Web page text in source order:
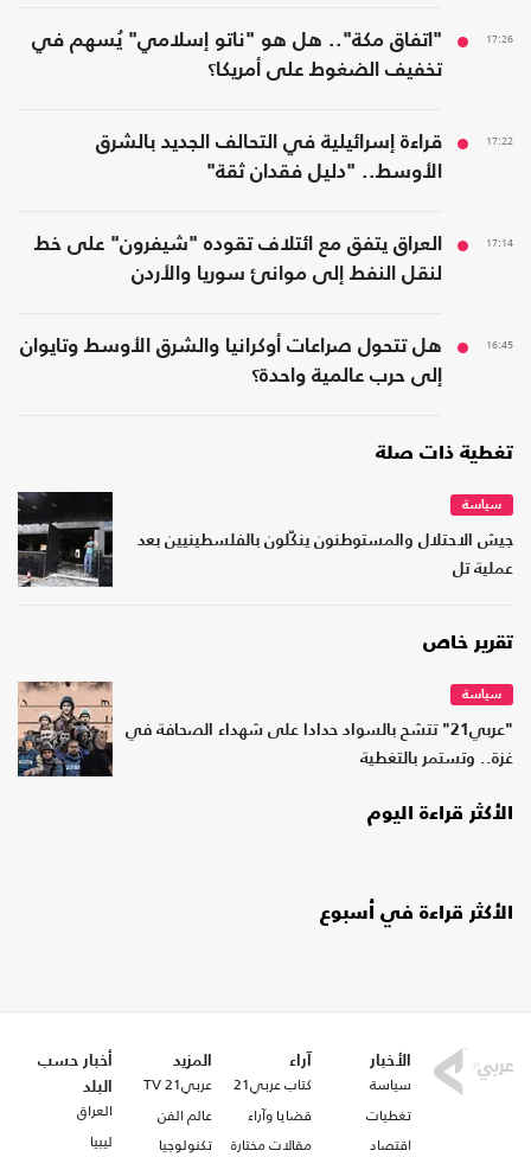
17:26
"اتفاق مكة".. هل هو "ناتو إسلامي" يُسهم في
تخفيف الضغوط على أمريكا؟
17:22
قراءة إسرائيلية في التحالف الجديد بالشرق
الأوسط.. "دليل فقدان ثقة"
17:14
العراق يتفق مع ائتلاف تقوده "شيفرون" على خط
لنقل النفط إلى موانئ سوريا والأردن
16:45
هل تتحول صراعات أوكرانيا والشرق الأوسط وتايوان
إلى حرب عالمية واحدة؟
تغطية ذات صلة
سياسة
جيش الاحتلال والمستوطنون ينكّلون بالفلسطينيين بعد
عملية تل
تقرير خاص
سياسة
"عربي21" تتشح بالسواد حدادا على شهداء الصحافة في
غزة.. وتستمر بالتغطية
الأكثر قراءة اليوم
الأكثر قراءة في أسبوع
الأخبار
سياسة
تغطيات
اقتصاد
آراء
كتاب عربي21
قضايا وآراء
مقالات مختارة
المزيد
عربي21 TV
عالم الفن
تكنولوجيا
أخبار حسب
البلد
العراق
ليبيا